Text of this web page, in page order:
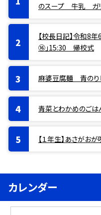
のスープ 牛乳 ガリ
【校長日記】令和8年
⑯」15:30 帰校式
麻婆豆腐麺 青のり
青菜とわかめのご
【１年生】あさがお
カレンダー